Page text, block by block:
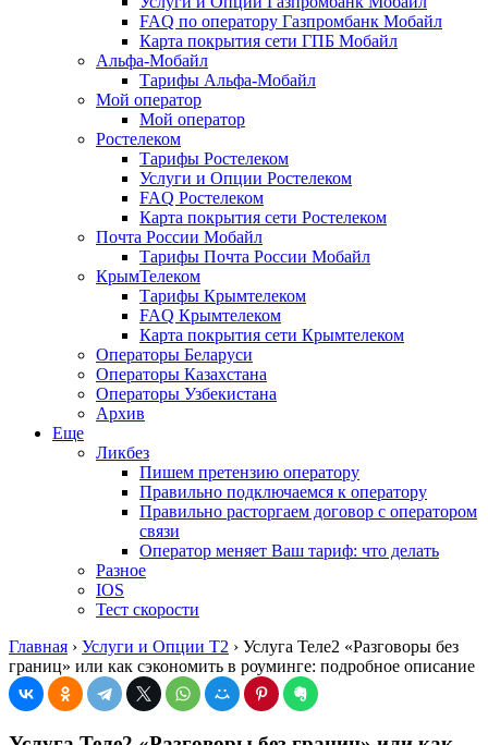
FAQ по оператору Газпромбанк Мобайл
Карта покрытия сети ГПБ Мобайл
Альфа-Мобайл
Тарифы Альфа-Мобайл
Мой оператор
Мой оператор
Ростелеком
Тарифы Ростелеком
Услуги и Опции Ростелеком
FAQ Ростелеком
Карта покрытия сети Ростелеком
Почта России Мобайл
Тарифы Почта России Мобайл
КрымТелеком
Тарифы Крымтелеком
FAQ Крымтелеком
Карта покрытия сети Крымтелеком
Операторы Беларуси
Операторы Казахстана
Операторы Узбекистана
Архив
Еще
Ликбез
Пишем претензию оператору
Правильно подключаемся к оператору
Правильно расторгаем договор с оператором
связи
Оператор меняет Ваш тариф: что делать
Разное
IOS
Тест скорости
Главная › Услуги и Опции T2 › Услуга Теле2 «Разговоры без
границ» или как сэкономить в роуминге: подробное описание